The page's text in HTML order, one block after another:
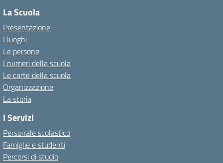
La Scuola
Presentazione
I luoghi
Le persone
I numeri della scuola
Le carte della scuola
Organizzazione
La storia
I Servizi
Personale scolastico
Famiglie e studenti
Percorsi di studio